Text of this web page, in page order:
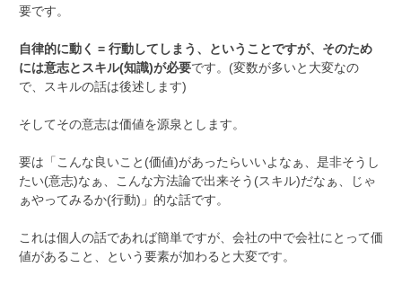
要です。
自律的に動く = 行動してしまう、ということですが、そのため
には意志とスキル(知識)が必要です。(変数が多いと大変なの
で、スキルの話は後述します)
そしてその意志は価値を源泉とします。
要は「こんな良いこと(価値)があったらいいよなぁ、是非そうし
たい(意志)なぁ、こんな方法論で出来そう(スキル)だなぁ、じゃ
ぁやってみるか(行動)」的な話です。
これは個人の話であれば簡単ですが、会社の中で会社にとって価
値があること、という要素が加わると大変です。